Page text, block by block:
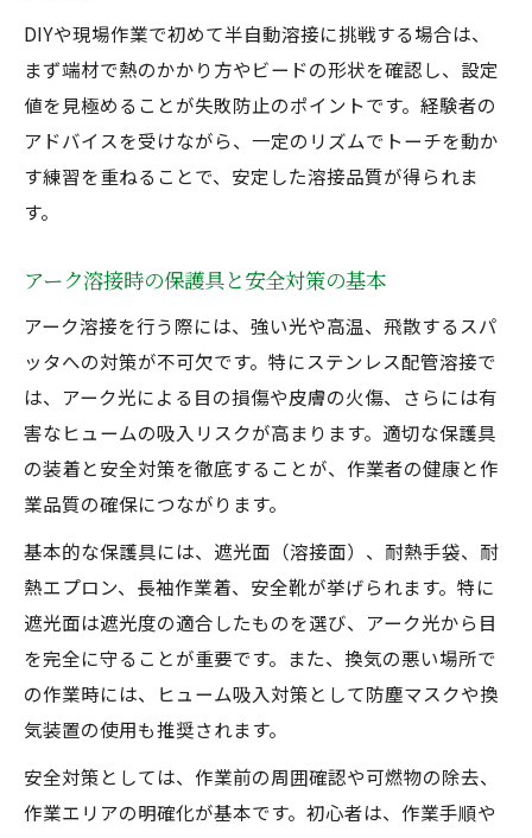
DIYや現場作業で初めて半自動溶接に挑戦する場合は、
まず端材で熱のかかり方やビードの形状を確認し、設定
値を見極めることが失敗防止のポイントです。経験者の
アドバイスを受けながら、一定のリズムでトーチを動か
す練習を重ねることで、安定した溶接品質が得られま
す。
アーク溶接時の保護具と安全対策の基本
アーク溶接を行う際には、強い光や高温、飛散するスパ
ッタへの対策が不可欠です。特にステンレス配管溶接で
は、アーク光による目の損傷や皮膚の火傷、さらには有
害なヒュームの吸入リスクが高まります。適切な保護具
の装着と安全対策を徹底することが、作業者の健康と作
業品質の確保につながります。
基本的な保護具には、遮光面（溶接面）、耐熱手袋、耐
熱エプロン、長袖作業着、安全靴が挙げられます。特に
遮光面は遮光度の適合したものを選び、アーク光から目
を完全に守ることが重要です。また、換気の悪い場所で
の作業時には、ヒューム吸入対策として防塵マスクや換
気装置の使用も推奨されます。
安全対策としては、作業前の周囲確認や可燃物の除去、
作業エリアの明確化が基本です。初心者は、作業手順や